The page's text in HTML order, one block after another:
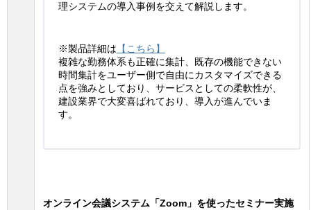
理システムの導入事例を交えて解説します。
※製品詳細は 【こちら】
複雑な勤務体系も正確に集計、既存の機能できない
時間集計をユーザー側で自由にカスタマイズできる
点を強みとしており、サービスとしての柔軟性が、
建設業界で大変喜ばれており、導入が進んでいま
す。
オンライン会議システム「Zoom」を使ったセミナー実施